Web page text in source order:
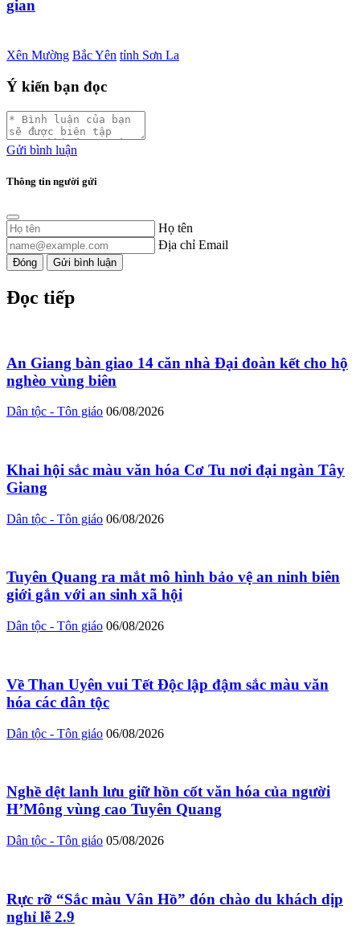
gian
Xên Mường Bắc Yên tỉnh Sơn La
Ý kiến bạn đọc
Gửi bình luận
Thông tin người gửi
Họ tên
Địa chỉ Email
Đóng Gửi bình luận
Đọc tiếp
An Giang bàn giao 14 căn nhà Đại đoàn kết cho hộ
nghèo vùng biên
Dân tộc - Tôn giáo 06/08/2026
Khai hội sắc màu văn hóa Cơ Tu nơi đại ngàn Tây
Giang
Dân tộc - Tôn giáo 06/08/2026
Tuyên Quang ra mắt mô hình bảo vệ an ninh biên
giới gắn với an sinh xã hội
Dân tộc - Tôn giáo 06/08/2026
Về Than Uyên vui Tết Độc lập đậm sắc màu văn
hóa các dân tộc
Dân tộc - Tôn giáo 06/08/2026
Nghề dệt lanh lưu giữ hồn cốt văn hóa của người
H’Mông vùng cao Tuyên Quang
Dân tộc - Tôn giáo 05/08/2026
Rực rỡ “Sắc màu Vân Hồ” đón chào du khách dịp
nghỉ lễ 2.9